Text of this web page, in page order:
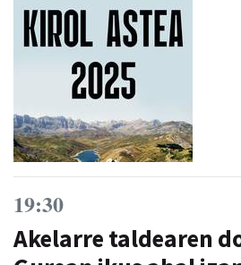
19:30
Akelarre taldearen